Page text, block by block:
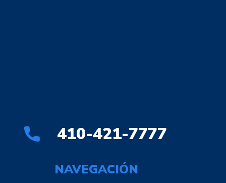
410-421-7777
NAVEGACIÓN